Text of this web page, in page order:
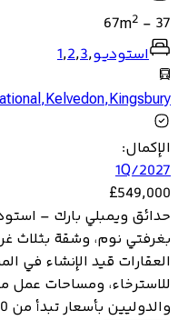
37
-
67m2
استوديو,
1,2,3
,Kelvedon,Kingsbury
الإكمال:
1Q/2027
£549,000
حدائق ويمبلي بارك –
بغرفتي نوم، وشقة بثلاث
للاسترخاء، ومساحات عمل
والدوليين بأسعار تبدأ من 700,000...